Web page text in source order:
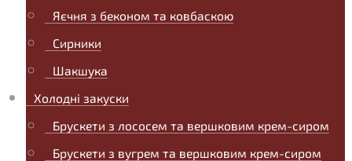
Яєчня з беконом та ковбаскою
Сирники
Шакшука
Холодні закуски
Брускети з лососем та вершковим крем-сиром
Брускети з вугрем та вершковим крем-сиром